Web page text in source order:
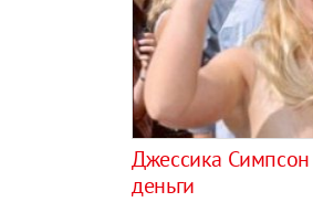
Джессика Симпсон
деньги